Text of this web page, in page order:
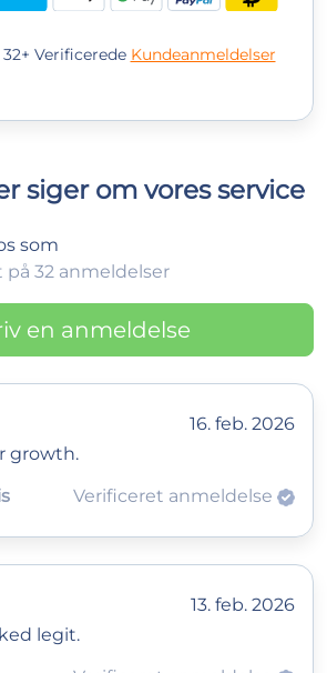
32+ Verificerede Kundeanmeldelser
siger om vores service
som
32 anmeldelser
en anmeldelse
16. feb. 2026
growth.
Verificeret anmeldelse
13. feb. 2026
legit.